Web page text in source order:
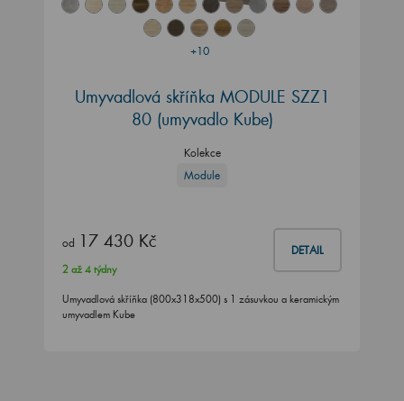
+10
Umyvadlová skříňka MODULE SZZ1
80 (umyvadlo Kube)
Kolekce
Module
od 17 430 Kč DETAIL
2 až 4 týdny
Umyvadlová skříňka (800x318x500) s 1 zásuvkou a keramickým
umyvadlem Kube